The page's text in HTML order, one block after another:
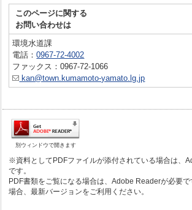
このページに関する
お問い合わせは
環境水道課
電話：0967-72-4002
ファックス：0967-72-1066
kan@town.kumamoto-yamato.lg.jp
別ウィンドウで開きます
※資料としてPDFファイルが添付されている場合は、
です。
PDF書類をご覧になる場合は、Adobe Readerが必要
場合、最新バージョンをご利用ください。